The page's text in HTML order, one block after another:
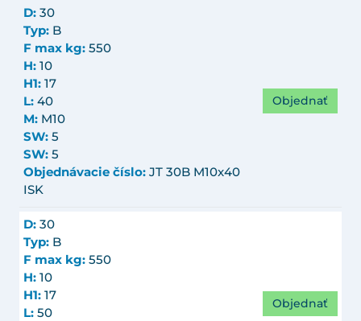
D: 30
Typ: B
F max kg: 550
H: 10
H1: 17
L: 40
M: M10
SW: 5
SW: 5
Objednávacie číslo: JT 30B M10x40
ISK
Objednať
D: 30
Typ: B
F max kg: 550
H: 10
H1: 17
L: 50
Objednať